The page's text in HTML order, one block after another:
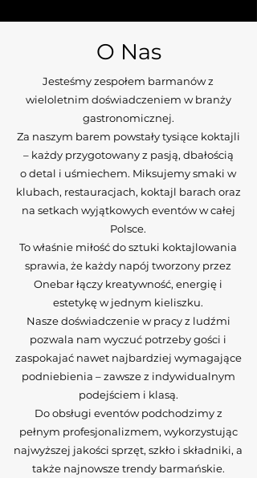
O Nas
Jesteśmy zespołem barmanów z
wieloletnim doświadczeniem w branży
gastronomicznej.
Za naszym barem powstały tysiące koktajli
– każdy przygotowany z pasją, dbałością
o detal i uśmiechem. Miksujemy smaki w
klubach, restauracjach, koktajl barach oraz
na setkach wyjątkowych eventów w całej
Polsce.
To właśnie miłość do sztuki koktajlowania
sprawia, że każdy napój tworzony przez
Onebar łączy kreatywność, energię i
estetykę w jednym kieliszku.
Nasze doświadczenie w pracy z ludźmi
pozwala nam wyczuć potrzeby gości i
zaspokajać nawet najbardziej wymagające
podniebienia – zawsze z indywidualnym
podejściem i klasą.
Do obsługi eventów podchodzimy z
pełnym profesjonalizmem, wykorzystując
najwyższej jakości sprzęt, szkło i składniki, a
także najnowsze trendy barmańskie.